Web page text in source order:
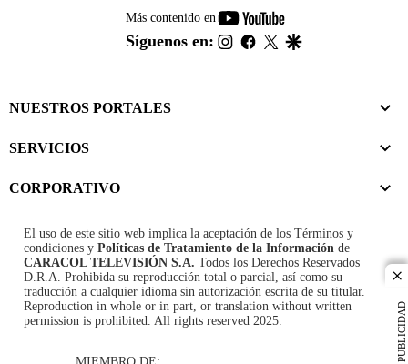
PUBLICIDAD
Más contenido en
youtube-
footer
Síguenos en: instagram
facebook
twitter
NUESTROS PORTALES
SERVICIOS
CORPORATIVO
El uso de este sitio web implica la aceptación de los Términos y
condiciones y Políticas de Tratamiento de la Información de
CARACOL TELEVISIÓN S.A. Todos los Derechos Reservados
D.R.A. Prohibida su reproducción total o parcial, así como su
traducción a cualquier idioma sin autorización escrita de su titular.
Reproduction in whole or in part, or translation without written
permission is prohibited. All rights reserved 2025.